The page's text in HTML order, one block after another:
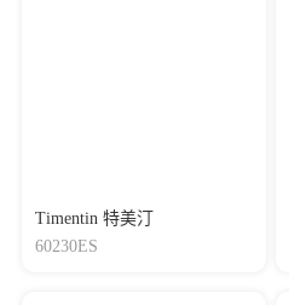
Timentin 特美汀
60230ES